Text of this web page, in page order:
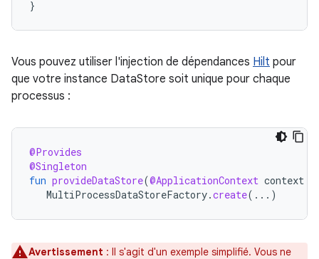
}
Vous pouvez utiliser l'injection de dépendances Hilt pour
que votre instance DataStore soit unique pour chaque
processus :
@Provides
@Singleton
fun provideDataStore(@ApplicationContext context
MultiProcessDataStoreFactory.create(...)
Avertissement : Il s'agit d'un exemple simplifié. Vous ne